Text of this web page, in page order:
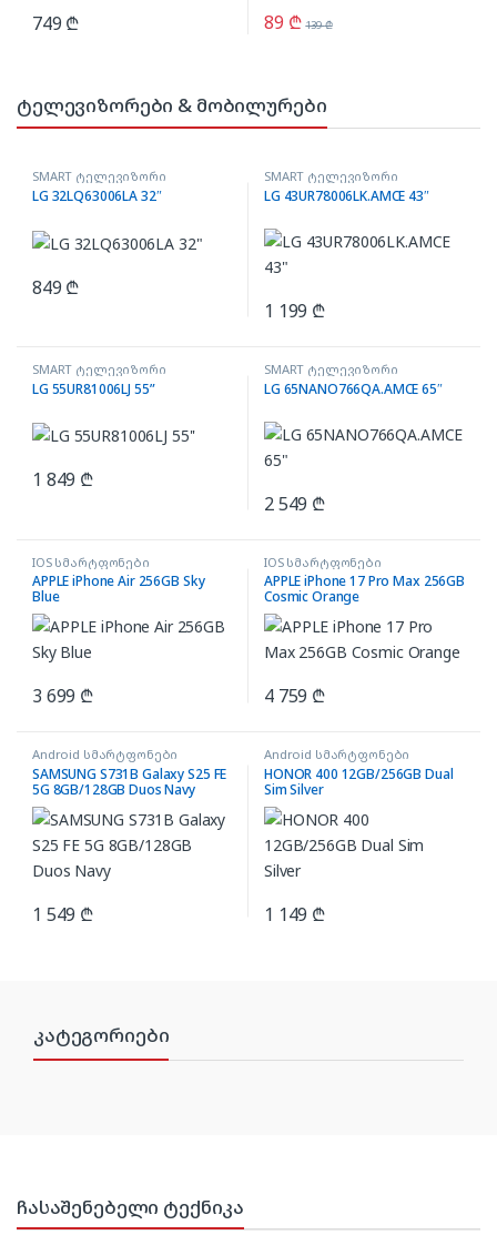
749 ₾ 89 ₾ 139₾
ტელევიზორები & მობილურები
SMART ტელევიზორი
LG 32LQ63006LA 32″
849 ₾
SMART ტელევიზორი
LG 43UR78006LK.AMCE 43″
1 199 ₾
SMART ტელევიზორი
LG 55UR81006LJ 55”
1 849 ₾
SMART ტელევიზორი
LG 65NANO766QA.AMCE 65″
2 549 ₾
IOS სმარტფონები
APPLE iPhone Air 256GB Sky
Blue
3 699 ₾
IOS სმარტფონები
APPLE iPhone 17 Pro Max 256GB
Cosmic Orange
4 759 ₾
Android სმარტფონები
SAMSUNG S731B Galaxy S25 FE
5G 8GB/128GB Duos Navy
1 549 ₾
Android სმარტფონები
HONOR 400 12GB/256GB Dual
Sim Silver
1 149 ₾
კატეგორიები
ჩასაშენებელი ტექნიკა